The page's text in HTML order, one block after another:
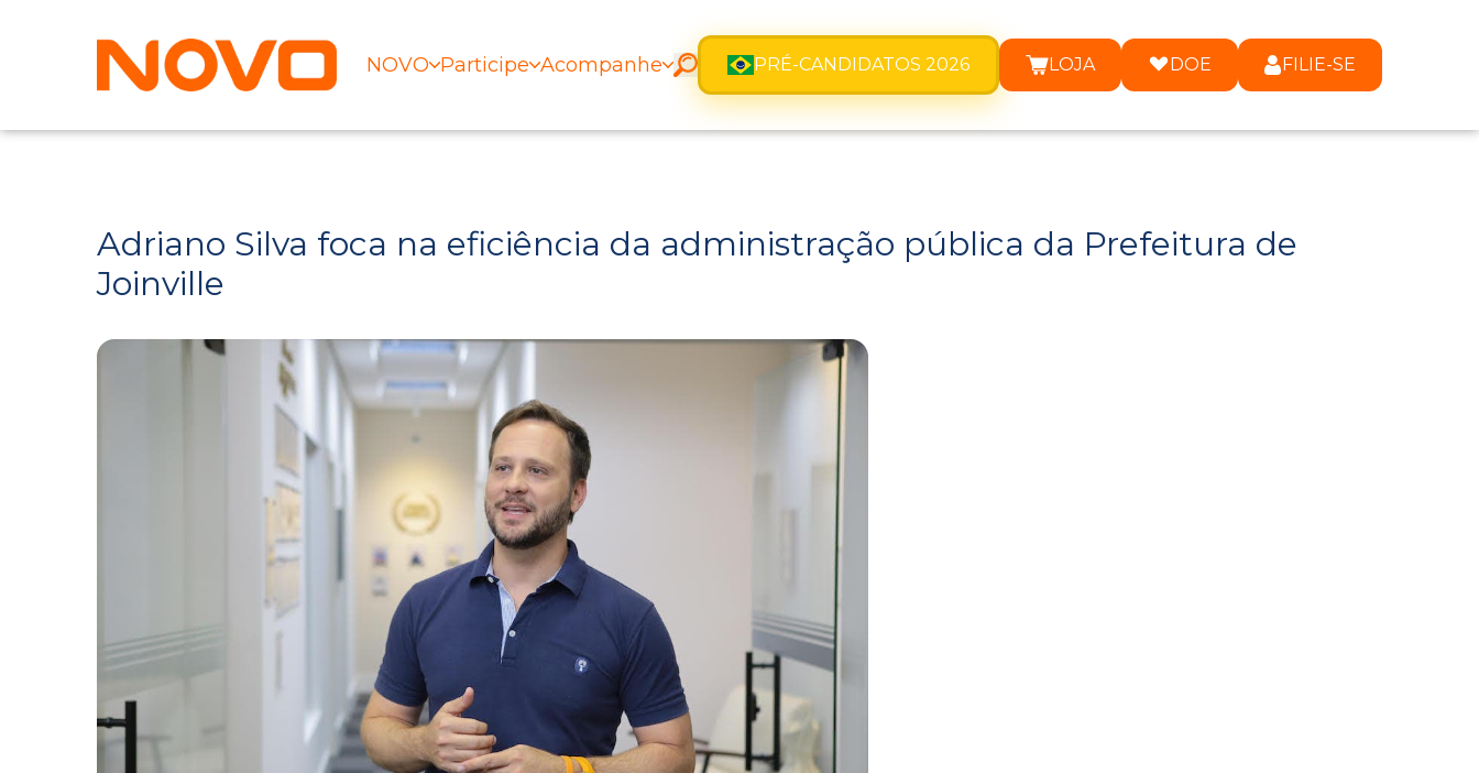
NOVO Participe Acompanhe PRÉ-CANDIDATOS 2026 LOJA DOE FILIE-SE
Adriano Silva foca na eficiência da administração pública da Prefeitura de
Joinville